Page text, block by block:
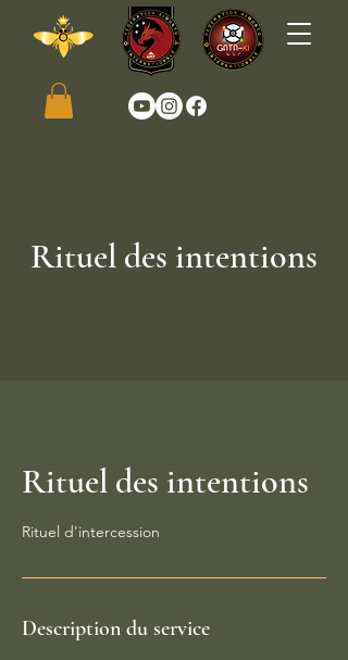
Rituel des intentions
Rituel des intentions
Rituel d'intercession
Description du service